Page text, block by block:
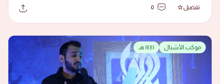
تفضيل 0
موكب الأشبال ١٤٤١ هـ